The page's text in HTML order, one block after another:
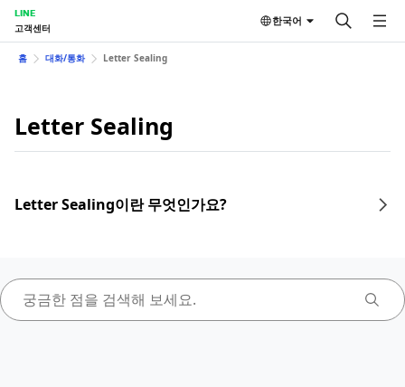
LINE
고객센터
한국어
홈 대화/통화 Letter Sealing
Letter Sealing
Letter Sealing이란 무엇인가요?